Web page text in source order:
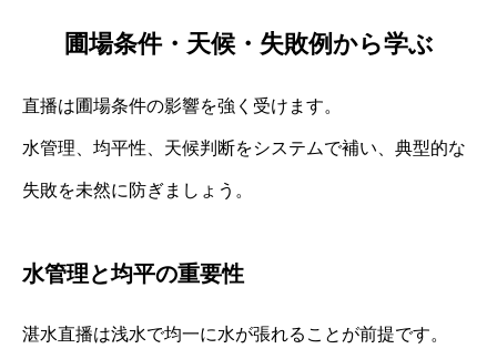
圃場条件・天候・失敗例から学ぶ
直播は圃場条件の影響を強く受けます。
水管理、均平性、天候判断をシステムで補い、典型的な
失敗を未然に防ぎましょう。
水管理と均平の重要性
湛水直播は浅水で均一に水が張れることが前提です。